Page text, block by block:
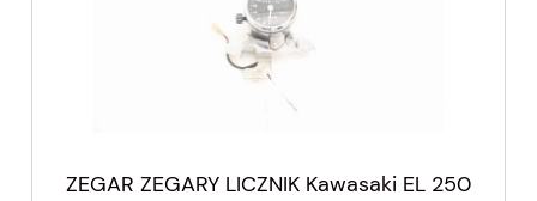
ZEGAR ZEGARY LICZNIK Kawasaki EL 250